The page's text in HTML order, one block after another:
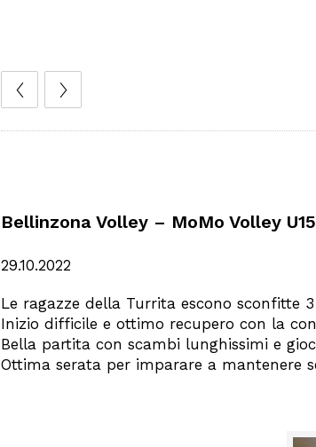
Bellinzona Volley – MoMo Volley
29.10.2022
Le ragazze della Turrita escono sconfitte
Inizio difficile e ottimo recupero con la
Bella partita con scambi lunghissimi e
Ottima serata per imparare a mantenere